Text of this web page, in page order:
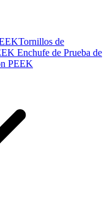
Tornillos de
Enchufe de Prueba de
PEEK